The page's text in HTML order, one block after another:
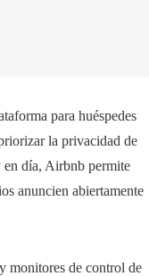
para huéspedes
la privacidad de
en día, Airbnb permite
anuncien abiertamente
monitores de control de